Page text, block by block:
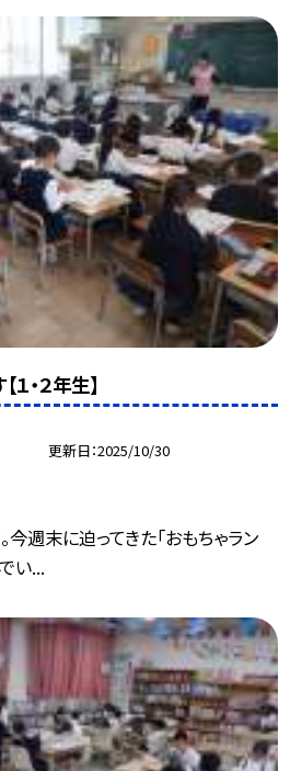
・２年生】
更新日 2025/10/30
今週末に迫ってきた「おもちゃラン
い...